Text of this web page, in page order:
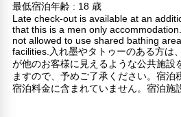
最低宿泊年齢 : 18 歳
Late check-out is available at an
that this is a men only
not allowed to use shared bathing
facilities.入れ墨やタトゥーのある方は
が他のお客様に見えるような公共施設
ますので、予めご了承ください。宿泊
宿泊料金に含まれていません。宿泊施